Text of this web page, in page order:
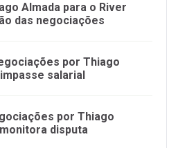
Almada para o River
das negociações
por Thiago
salarial
por Thiago
disputa